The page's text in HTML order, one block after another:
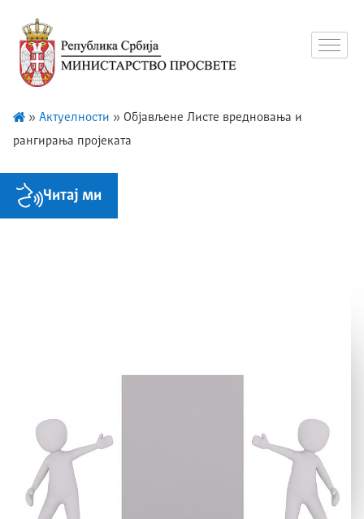
» Актуелности » Објављенe Листe вредновања и
рангирања пројеката
Читај ми